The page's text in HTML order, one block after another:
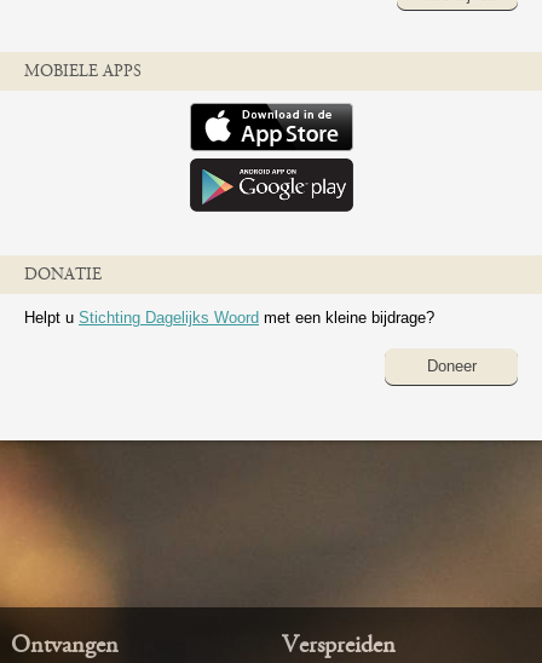
MOBIELE APPS
DONATIE
Helpt u Stichting Dagelijks Woord met een kleine bijdrage?
Doneer
Ontvangen Verspreiden